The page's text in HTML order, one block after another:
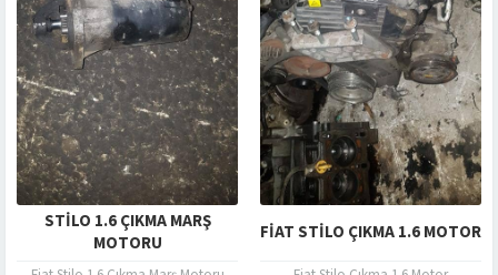
STILO 1.6 ÇIKMA MARŞ
MOTORU
FIAT STILO ÇIKMA 1.6 MOTOR